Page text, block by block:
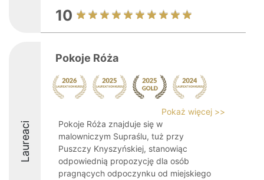
10
Laureaci
Pokoje Róża
Pokaż więcej >>
Pokoje Róża znajduje się w
malowniczym Supraślu, tuż przy
Puszczy Knyszyńskiej, stanowiąc
odpowiednią propozycję dla osób
pragnących odpoczynku od miejskiego